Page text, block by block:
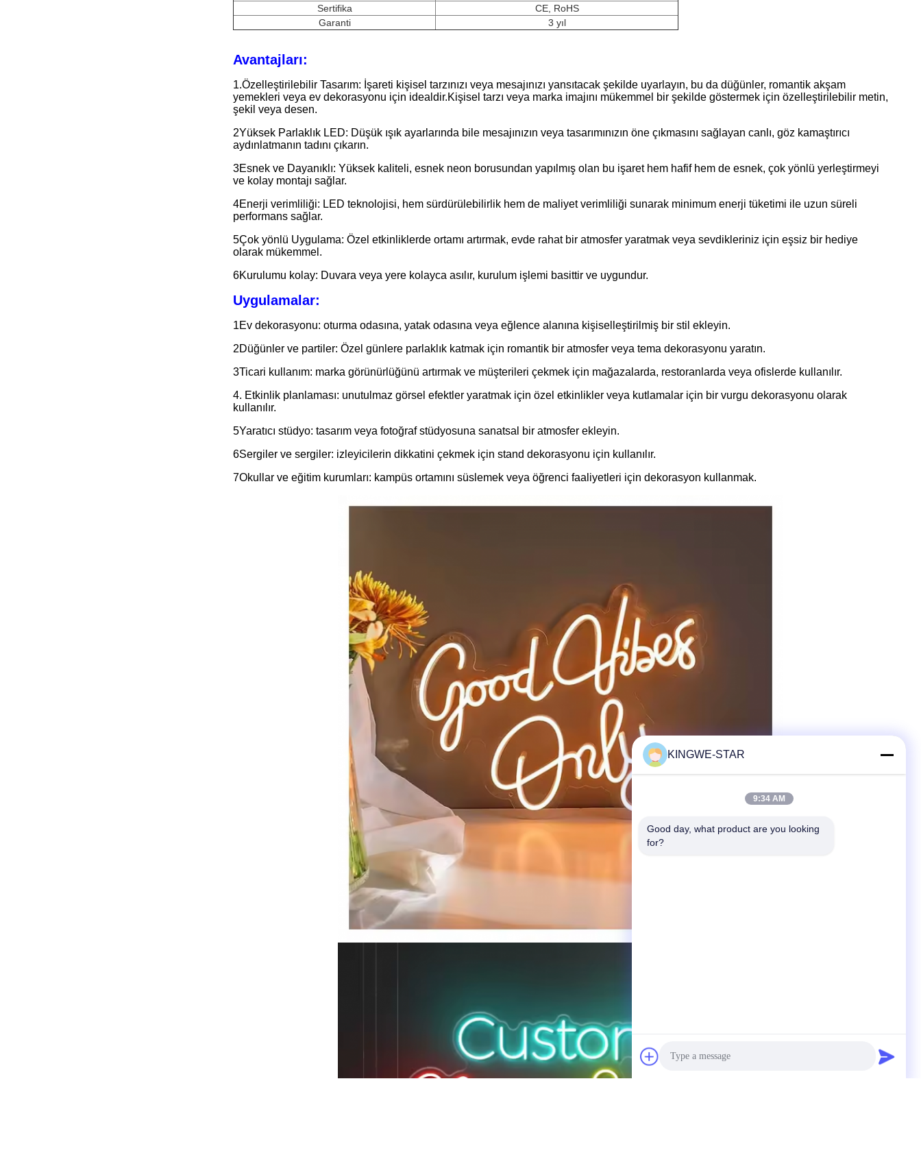
Sertifika
CE, RoHS
Garanti
3 yıl
Avantajları:
1.Özelleştirilebilir Tasarım: İşareti kişisel tarzınızı veya mesajınızı yansıtacak şekilde uyarlayın, bu da düğünler, romantik akşam
yemekleri veya ev dekorasyonu için idealdir.Kişisel tarzı veya marka imajını mükemmel bir şekilde göstermek için özelleştirilebilir metin,
şekil veya desen.
2Yüksek Parlaklık LED: Düşük ışık ayarlarında bile mesajınızın veya tasarımınızın öne çıkmasını sağlayan canlı, göz kamaştırıcı
aydınlatmanın tadını çıkarın.
3Esnek ve Dayanıklı: Yüksek kaliteli, esnek neon borusundan yapılmış olan bu işaret hem hafif hem de esnek, çok yönlü yerleştirmeyi
ve kolay montajı sağlar.
4Enerji verimliliği: LED teknolojisi, hem sürdürülebilirlik hem de maliyet verimliliği sunarak minimum enerji tüketimi ile uzun süreli
performans sağlar.
5Çok yönlü Uygulama: Özel etkinliklerde ortamı artırmak, evde rahat bir atmosfer yaratmak veya sevdikleriniz için eşsiz bir hediye
olarak mükemmel.
6Kurulumu kolay: Duvara veya yere kolayca asılır, kurulum işlemi basittir ve uygundur.
Uygulamalar:
1Ev dekorasyonu: oturma odasına, yatak odasına veya eğlence alanına kişiselleştirilmiş bir stil ekleyin.
2Düğünler ve partiler: Özel günlere parlaklık katmak için romantik bir atmosfer veya tema dekorasyonu yaratın.
3Ticari kullanım: marka görünürlüğünü artırmak ve müşterileri çekmek için mağazalarda, restoranlarda veya ofislerde kullanılır.
4. Etkinlik planlaması: unutulmaz görsel efektler yaratmak için özel etkinlikler veya kutlamalar için bir vurgu dekorasyonu olarak
kullanılır.
5Yaratıcı stüdyo: tasarım veya fotoğraf stüdyosuna sanatsal bir atmosfer ekleyin.
6Sergiler ve sergiler: izleyicilerin dikkatini çekmek için stand dekorasyonu için kullanılır.
7Okullar ve eğitim kurumları: kampüs ortamını süslemek veya öğrenci faaliyetleri için dekorasyon kullanmak.
KINGWE-STAR
9:34 AM
Good day, what product are you looking
for?